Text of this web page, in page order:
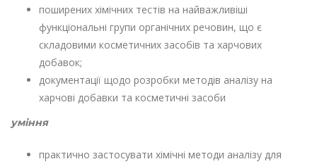
поширених хімічних тестів на найважливіші
функціональні групи органічних речовин, що є
складовими косметичних засобів та харчових
добавок;
документації щодо розробки методів аналізу на
харчові добавки та косметичні засоби
уміння
практично застосувати хімічні методи аналізу для